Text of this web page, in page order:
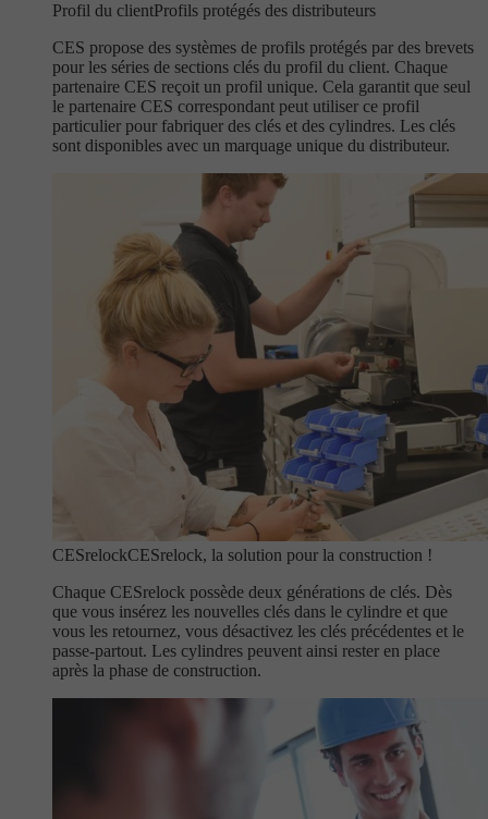
Profil du clientProfils protégés des distributeurs
CES propose des systèmes de profils protégés par des brevets
pour les séries de sections clés du profil du client. Chaque
partenaire CES reçoit un profil unique. Cela garantit que seul
le partenaire CES correspondant peut utiliser ce profil
particulier pour fabriquer des clés et des cylindres. Les clés
sont disponibles avec un marquage unique du distributeur.
CESrelockCESrelock, la solution pour la construction !
Chaque CESrelock possède deux générations de clés. Dès
que vous insérez les nouvelles clés dans le cylindre et que
vous les retournez, vous désactivez les clés précédentes et le
passe-partout. Les cylindres peuvent ainsi rester en place
après la phase de construction.